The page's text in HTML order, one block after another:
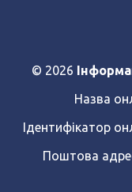
© 2026
Назва
Ідентифікатор
Поштова